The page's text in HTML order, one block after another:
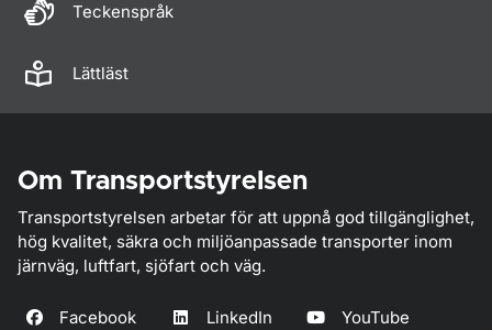
Teckenspråk
Lättläst
Om Transportstyrelsen
Transportstyrelsen arbetar för att uppnå god tillgänglighet,
hög kvalitet, säkra och miljöanpassade transporter inom
järnväg, luftfart, sjöfart och väg.
Facebook LinkedIn YouTube